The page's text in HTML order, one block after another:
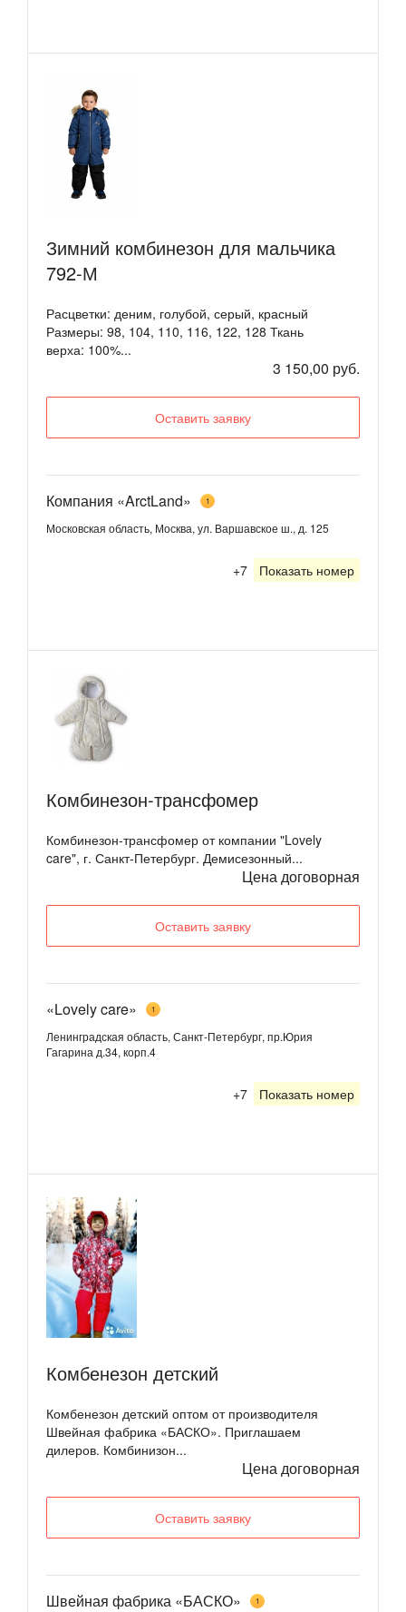
Зимний комбинезон для мальчика
792-М
Расцветки: деним, голубой, серый, красный
Размеры: 98, 104, 110, 116, 122, 128 Ткань
верха: 100%...
3 150,00 руб.
Оставить заявку
Компания «ArctLand» 1
Московская область, Москва, ул. Варшавское ш., д. 125
+7 Показать номер
Комбинезон-трансфомер
Комбинезон-трансфомер от компании "Lovely
care", г. Санкт-Петербург. Демисезонный...
Цена договорная
Оставить заявку
«Lovely care» 1
Ленинградская область, Санкт-Петербург, пр.Юрия
Гагарина д.34, корп.4
+7 Показать номер
Комбенезон детский
Комбенезон детский оптом от производителя
Швейная фабрика «БАСКО». Приглашаем
дилеров. Комбинизон...
Цена договорная
Оставить заявку
Швейная фабрика «БАСКО» 1